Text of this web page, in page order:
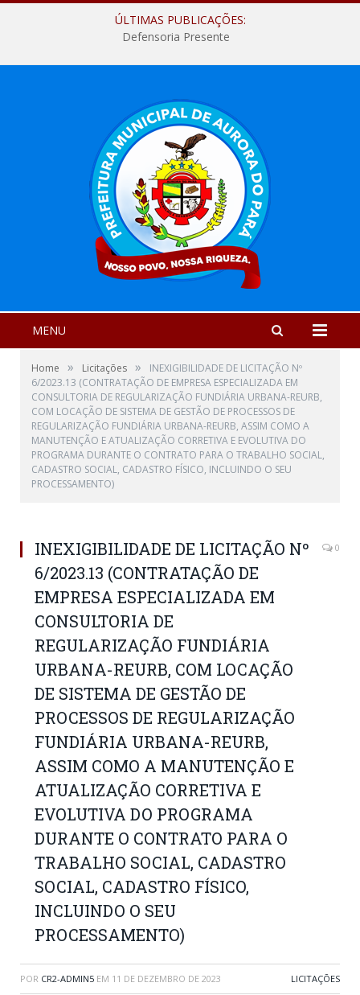
ÚLTIMAS PUBLICAÇÕES:
Defensoria Presente
MENU
Home » Licitações »
INEXIGIBILIDADE DE LICITAÇÃO Nº
6/2023.13 (CONTRATAÇÃO DE EMPRESA ESPECIALIZADA EM
CONSULTORIA DE REGULARIZAÇÃO FUNDIÁRIA URBANA-REURB,
COM LOCAÇÃO DE SISTEMA DE GESTÃO DE PROCESSOS DE
REGULARIZAÇÃO FUNDIÁRIA URBANA-REURB, ASSIM COMO A
MANUTENÇÃO E ATUALIZAÇÃO CORRETIVA E EVOLUTIVA DO
PROGRAMA DURANTE O CONTRATO PARA O TRABALHO SOCIAL,
CADASTRO SOCIAL, CADASTRO FÍSICO, INCLUINDO O SEU
PROCESSAMENTO)
INEXIGIBILIDADE DE LICITAÇÃO Nº
6/2023.13 (CONTRATAÇÃO DE
EMPRESA ESPECIALIZADA EM
CONSULTORIA DE
REGULARIZAÇÃO FUNDIÁRIA
URBANA-REURB, COM LOCAÇÃO
DE SISTEMA DE GESTÃO DE
PROCESSOS DE REGULARIZAÇÃO
FUNDIÁRIA URBANA-REURB,
ASSIM COMO A MANUTENÇÃO E
ATUALIZAÇÃO CORRETIVA E
EVOLUTIVA DO PROGRAMA
DURANTE O CONTRATO PARA O
TRABALHO SOCIAL, CADASTRO
SOCIAL, CADASTRO FÍSICO,
INCLUINDO O SEU
PROCESSAMENTO)
0
POR CR2-ADMIN5 EM 11 DE DEZEMBRO DE 2023 LICITAÇÕES